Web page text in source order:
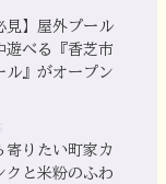
見】屋外プール
遊べる『香芝市
ル』がオープン
寄りたい町家カ
クと米粉のふわ